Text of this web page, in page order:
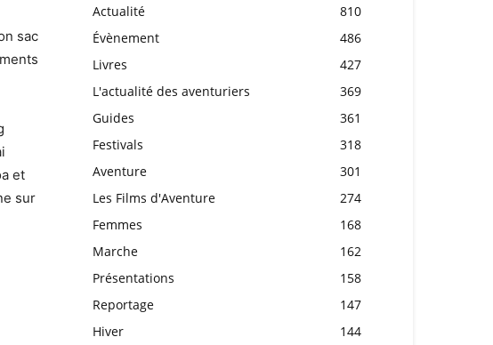
sac
et
sur
Actualité
810
Évènement
486
Livres
427
L'actualité des aventuriers
369
Guides
361
Festivals
318
Aventure
301
Les Films d'Aventure
274
Femmes
168
Marche
162
Présentations
158
Reportage
147
Hiver
144